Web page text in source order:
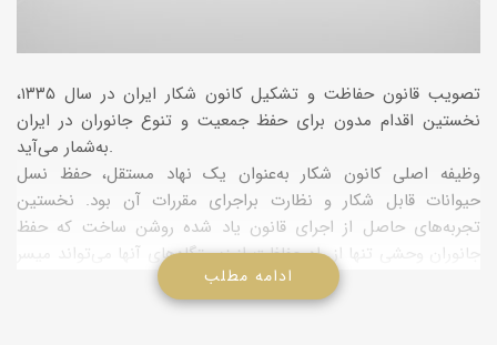
تصویب قانون حفاظت و تشکیل کانون شکار ایران در سال ۱۳۳۵،
نخستین اقدام مدون برای حفظ جمعیت و تنوع جانوران در ایران
به‌شمار می‌آید.
وظیفه اصلی کانون شکار به‌عنوان یک نهاد مستقل، حفظ نسل
حیوانات قابل شکار و نظارت براجرای مقررات آن بود. نخستین
تجربه‌های حاصل از اجرای قانون یاد شده روشن ساخت که حفظ
جانوران وحشی تنها از راه حفاظت از زیستگاه‌های آنها می‌تواند میسر
ادامه مطلب